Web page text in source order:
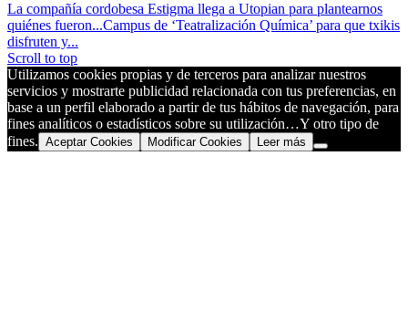
La compañía cordobesa Estigma llega a Utopian para plantearnos
quiénes fueron...Campus de ‘Teatralización Química’ para que txikis
disfruten y...
Scroll to top
Utilizamos cookies propias y de terceros para analizar nuestros
servicios y mostrarte publicidad relacionada con tus preferencias, en
base a un perfil elaborado a partir de tus hábitos de navegación, para
fines analíticos o estadísticos sobre su utilización…Y otro tipo de
fines. Aceptar Cookies Modificar Cookies Leer más